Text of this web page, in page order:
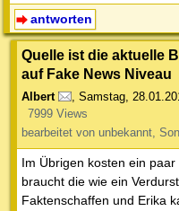
antworten
Quelle ist die aktuelle
auf Fake News Niveau
Albert , Samstag,
7999 Views
bearbeitet von unbekannt,
Im Übrigen kosten ein
braucht die wie ein
Faktenschaffen und Erika